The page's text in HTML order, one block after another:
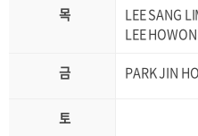
LEE SANG
LEE HOWON
PARK JIN HO